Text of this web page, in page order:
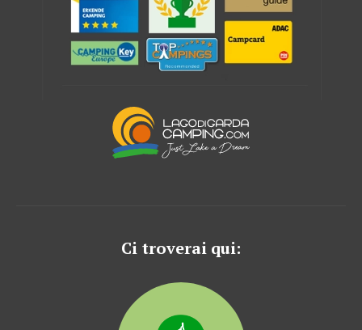
Ci troverai qui: